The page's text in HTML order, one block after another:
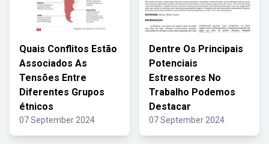
Quais Conflitos Estão
Associados As
Tensões Entre
Diferentes Grupos
étnicos
07 September 2024
Dentre Os Principais
Potenciais
Estressores No
Trabalho Podemos
Destacar
07 September 2024